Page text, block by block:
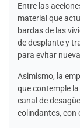
Entre las
material que
bardas de las
de desplante y
para evitar
Asimismo, la
que contemple
canal de
colindantes, con